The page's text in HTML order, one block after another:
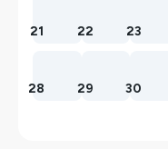
21 22 23
28 29 30